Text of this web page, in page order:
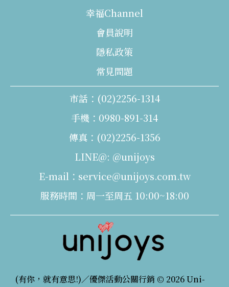
幸福Channel
會員說明
隱私政策
常見問題
市話：(02)2256-1314
手機：0980-891-314
傳真：(02)2256-1356
LINE@: @unijoys
E-mail：service@unijoys.com.tw
服務時間：周一至周五 10:00~18:00
(有你，就有意思!)／優傑活動公關行銷 © 2026 Uni-